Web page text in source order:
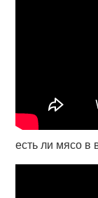
есть ли мясо в